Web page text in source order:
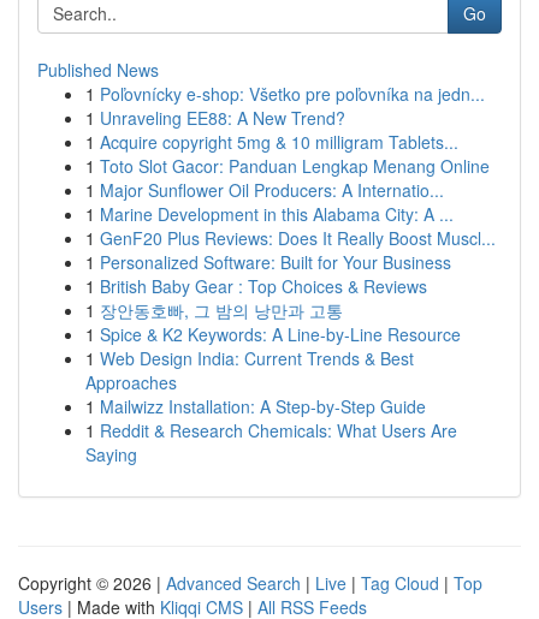
Go
Published News
1 Poľovnícky e-shop: Všetko pre poľovníka na jedn...
1 Unraveling EE88: A New Trend?
1 Acquire copyright 5mg & 10 milligram Tablets...
1 Toto Slot Gacor: Panduan Lengkap Menang Online
1 Major Sunflower Oil Producers: A Internatio...
1 Marine Development in this Alabama City: A ...
1 GenF20 Plus Reviews: Does It Really Boost Muscl...
1 Personalized Software: Built for Your Business
1 British Baby Gear : Top Choices & Reviews
1 장안동호빠, 그 밤의 낭만과 고통
1 Spice & K2 Keywords: A Line-by-Line Resource
1 Web Design India: Current Trends & Best
Approaches
1 Mailwizz Installation: A Step-by-Step Guide
1 Reddit & Research Chemicals: What Users Are
Saying
Copyright © 2026 | Advanced Search | Live | Tag Cloud | Top
Users | Made with Kliqqi CMS | All RSS Feeds